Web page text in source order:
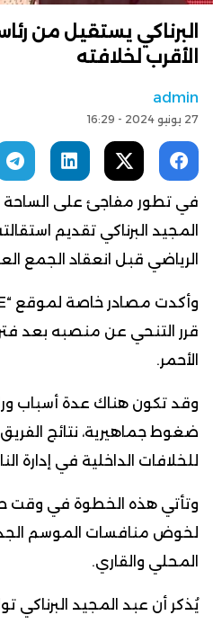
البرناكي يستقيل من
الأقرب لخلافته
admin
27 يونيو 2024 - 16:29
في تطور مفاجئ على الساحة
المجيد البرناكي تقديم
الرياضي قبل انعقاد الجمع
قرر التنحي عن منصبه بعد
الأحمر.
وقد تكون هناك عدة أسباب
ضغوط جماهيرية، نتائج
للخلافات الداخلية في إدارة
وتأتي هذه الخطوة في وقت
لخوض منافسات الموسم
المحلي والقاري.
يُذكر أن عبد المجيد البرناكي